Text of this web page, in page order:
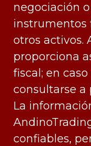
negociación
instrumentos
otros activos.
proporciona
fiscal; en
consultarse a
La
confiables,